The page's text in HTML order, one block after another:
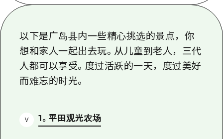
历史·文化
治愈
自然
半天
一日游
1晚2天
爱媛
行李寄存和运送服务
广岛表情周游券
广岛免费无线上网
志愿者指南
以下是广岛县内一些精心挑选的景点，你
想和家人一起出去玩。从儿童到老人，三代
人都可以享受。度过活跃的一天，度过美好
而难忘的时光。
1。平田观光农场